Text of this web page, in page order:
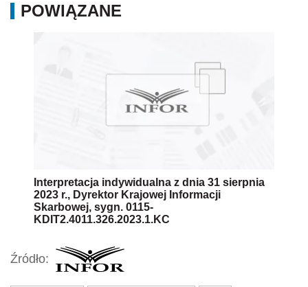
POWIĄZANE
Interpretacja indywidualna z dnia 31 sierpnia
2023 r., Dyrektor Krajowej Informacji
Skarbowej, sygn. 0115-
KDIT2.4011.326.2023.1.KC
Źródło: